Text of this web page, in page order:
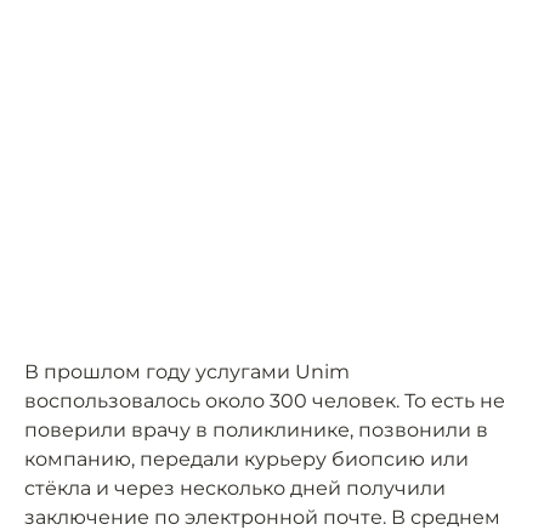
В прошлом году услугами Unim
воспользовалось около 300 человек. То есть не
поверили врачу в поликлинике, позвонили в
компанию, передали курьеру биопсию или
стёкла и через несколько дней получили
заключение по электронной почте. В среднем